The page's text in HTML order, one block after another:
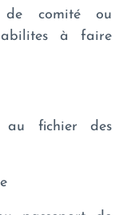
de comité ou
à faire
au fichier des